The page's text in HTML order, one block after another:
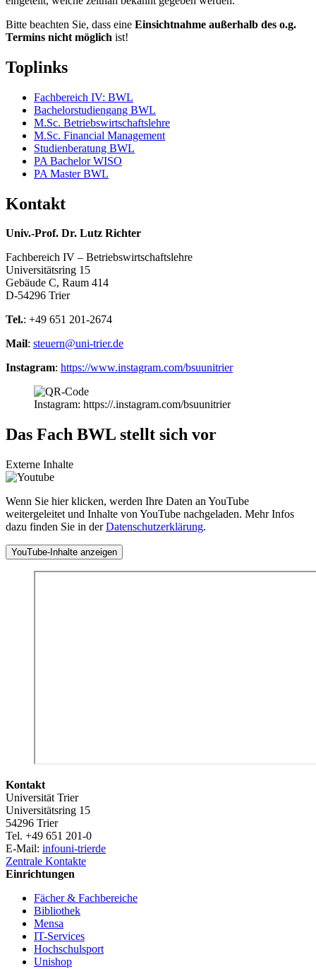
Bitte beachten Sie, dass eine Einsichtnahme außerhalb des o.g.
Termins nicht möglich ist!
Toplinks
Fachbereich IV: BWL
Bachelorstudiengang BWL
M.Sc. Betriebswirtschaftslehre
M.Sc. Financial Management
Studienberatung BWL
PA Bachelor WISO
PA Master BWL
Kontakt
Univ.-Prof. Dr. Lutz Richter
Fachbereich IV – Betriebswirtschaftslehre
Universitätsring 15
Gebäude C, Raum 414
D-54296 Trier
Tel.: +49 651 201-2674
Mail: steuern@uni-trier.de
Instagram: https://www.instagram.com/bsuunitrier
Instagram: https://.instagram.com/bsuunitrier
Das Fach BWL stellt sich vor
Externe Inhalte
Wenn Sie hier klicken, werden Ihre Daten an YouTube
weitergeleitet und Inhalte von YouTube nachgeladen. Mehr Infos
dazu finden Sie in derDatenschutzerklärung.
YouTube-Inhalte anzeigen
Kontakt
Universität Trier
Universitätsring 15
54296 Trier
Tel. +49 651 201-0
E-Mail: infouni-trierde
Zentrale Kontakte
Einrichtungen
Fächer & Fachbereiche
Bibliothek
Mensa
IT-Services
Hochschulsport
Unishop